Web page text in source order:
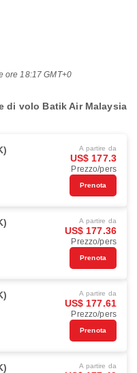
ore 18:17 GMT+0
di volo Batik Air Malaysia
A partire da
US$ 177.3
Prezzo/pers
Prenota
A partire da
US$ 177.36
Prezzo/pers
Prenota
A partire da
US$ 177.61
Prezzo/pers
Prenota
A partire da